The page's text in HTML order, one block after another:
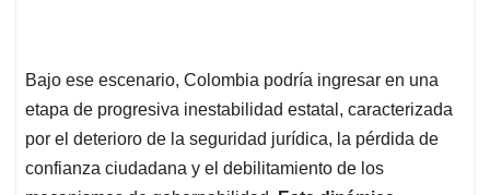
Bajo ese escenario, Colombia podría ingresar en una
etapa de progresiva inestabilidad estatal, caracterizada
por el deterioro de la seguridad jurídica, la pérdida de
confianza ciudadana y el debilitamiento de los